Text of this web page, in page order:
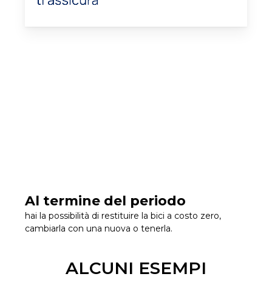
Al termine del periodo
hai la possibilità di restituire la bici a costo zero,
cambiarla con una nuova o tenerla.
ALCUNI ESEMPI